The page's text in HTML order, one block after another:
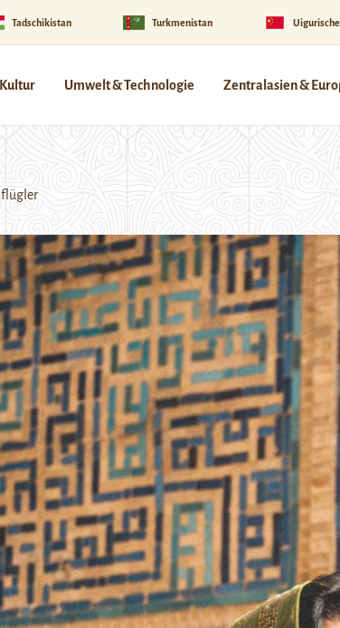
Tadschikistan Turkmenistan
Umwelt & Technologie Zentralasien &